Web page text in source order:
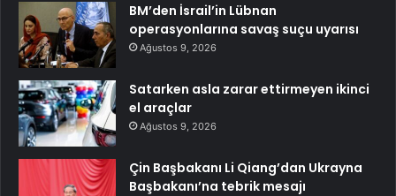
BM’den İsrail’in Lübnan
operasyonlarına savaş suçu uyarısı
Ağustos 9, 2026
Satarken asla zarar ettirmeyen ikinci
el araçlar
Ağustos 9, 2026
Çin Başbakanı Li Qiang’dan Ukrayna
Başbakanı’na tebrik mesajı